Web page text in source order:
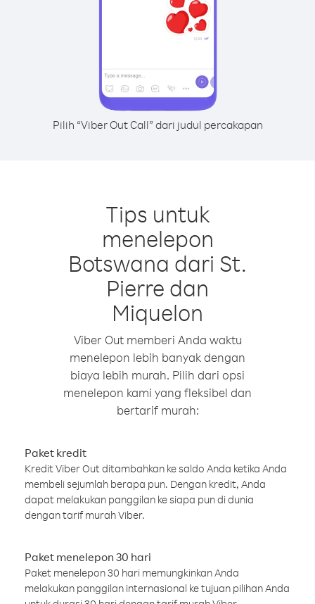
Pilih “Viber Out Call” dari judul percakapan
Tips untuk
menelepon
Botswana dari St.
Pierre dan
Miquelon
Viber Out memberi Anda waktu
menelepon lebih banyak dengan
biaya lebih murah. Pilih dari opsi
menelepon kami yang fleksibel dan
bertarif murah:
Paket kredit
Kredit Viber Out ditambahkan ke saldo Anda ketika Anda
membeli sejumlah berapa pun. Dengan kredit, Anda
dapat melakukan panggilan ke siapa pun di dunia
dengan tarif murah Viber.
Paket menelepon 30 hari
Paket menelepon 30 hari memungkinkan Anda
melakukan panggilan internasional ke tujuan pilihan Anda